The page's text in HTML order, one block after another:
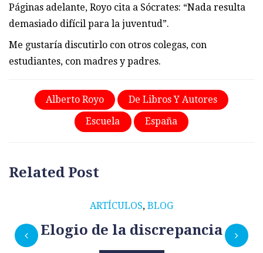
Páginas adelante, Royo cita a Sócrates: “Nada resulta
demasiado difícil para la juventud”.
Me gustaría discutirlo con otros colegas, con
estudiantes, con madres y padres.
Alberto Royo
De Libros Y Autores
Escuela
España
Related Post
ARTÍCULOS, BLOG
Elogio de la discrepancia